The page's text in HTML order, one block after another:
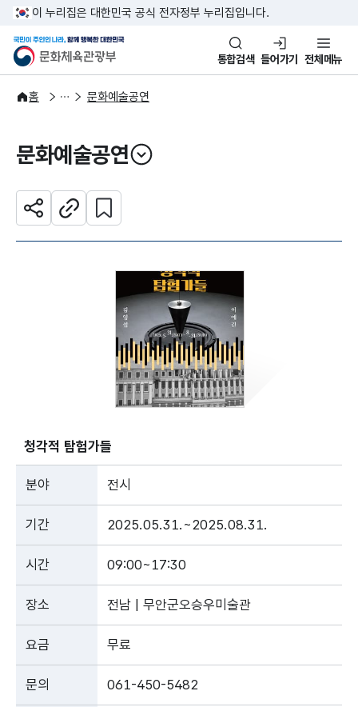
본문 바로가기
주메뉴 바로가기
이 누리집은 대한민국 공식 전자정부 누리집입니다.
문화체육관광부
국민이 주인인 나라, 함께 행복
통합검색 들어가기 전체메뉴
홈
문화광장 문화예술공연
문화예술공연
열기
공유하기주소복사
관심 콘텐츠 설정하기
청각적 탐험가들
분야 전시
기간 2025.05.31.~2025.08.31.
시간 09:00~17:30
장소 전남 | 무안군오승우미술관
요금 무료
문의 061-450-5482